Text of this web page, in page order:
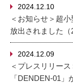
2024.12.10
＜お知らせ＞超
放出されました（
2024.12.09
＜プレスリリー
「DENDEN-01